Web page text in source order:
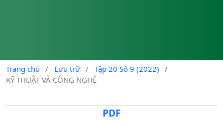
Trang chủ / Lưu trữ / Tập 20 Số 9 (2022)
/
KỸ THUẬT VÀ CÔNG NGHỆ
PDF